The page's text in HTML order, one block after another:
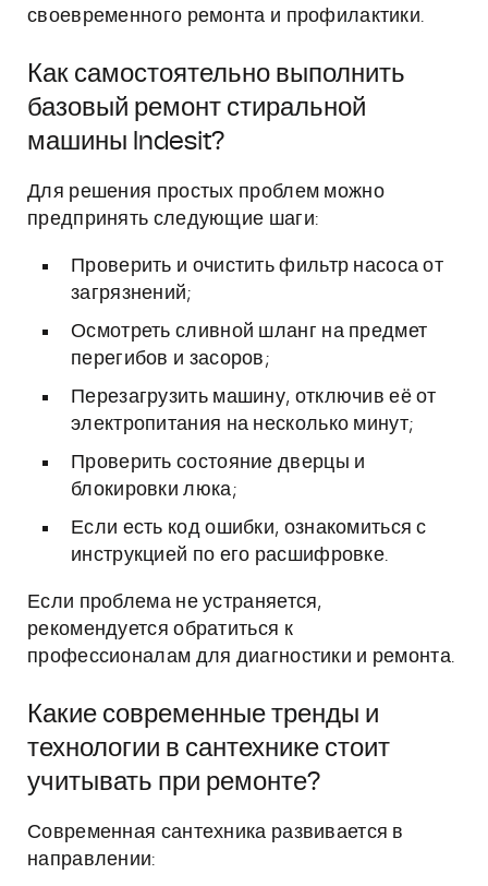
своевременного ремонта и профилактики.
Как самостоятельно выполнить
базовый ремонт стиральной
машины Indesit?
Для решения простых проблем можно
предпринять следующие шаги:
Проверить и очистить фильтр насоса от
загрязнений;
Осмотреть сливной шланг на предмет
перегибов и засоров;
Перезагрузить машину, отключив её от
электропитания на несколько минут;
Проверить состояние дверцы и
блокировки люка;
Если есть код ошибки, ознакомиться с
инструкцией по его расшифровке.
Если проблема не устраняется,
рекомендуется обратиться к
профессионалам для диагностики и ремонта.
Какие современные тренды и
технологии в сантехнике стоит
учитывать при ремонте?
Современная сантехника развивается в
направлении: